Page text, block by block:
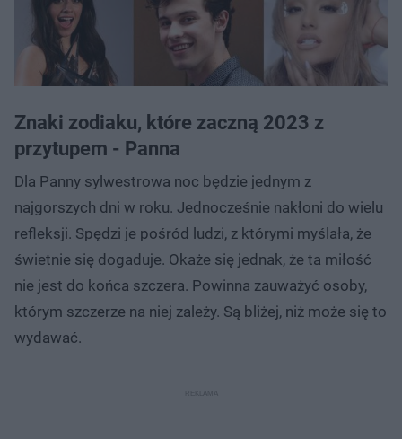
Znaki zodiaku, które zaczną 2023 z
przytupem - Panna
Dla Panny sylwestrowa noc będzie jednym z
najgorszych dni w roku. Jednocześnie nakłoni do wielu
refleksji. Spędzi je pośród ludzi, z którymi myślała, że
świetnie się dogaduje. Okaże się jednak, że ta miłość
nie jest do końca szczera. Powinna zauważyć osoby,
którym szczerze na niej zależy. Są bliżej, niż może się to
wydawać.